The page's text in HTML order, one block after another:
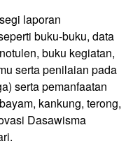
laporan
buku-buku, data
buku kegiatan,
serta penilaian pada
serta pemanfaatan
kankung, terong,
Dasawisma